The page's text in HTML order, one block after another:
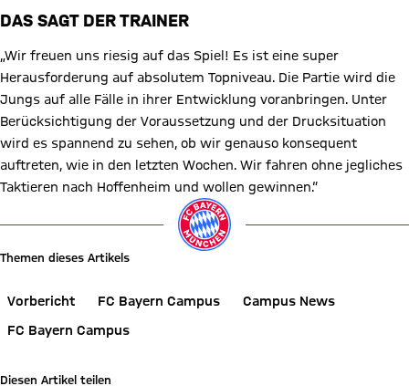
DAS SAGT DER TRAINER
„Wir freuen uns riesig auf das Spiel! Es ist eine super
Herausforderung auf absolutem Topniveau. Die Partie wird die
Jungs auf alle Fälle in ihrer Entwicklung voranbringen. Unter
Berücksichtigung der Voraussetzung und der Drucksituation
wird es spannend zu sehen, ob wir genauso konsequent
auftreten, wie in den letzten Wochen. Wir fahren ohne jegliches
Taktieren nach Hoffenheim und wollen gewinnen.“
Themen dieses Artikels
Vorbericht FC Bayern Campus
Campus News
FC Bayern Campus
Diesen Artikel teilen